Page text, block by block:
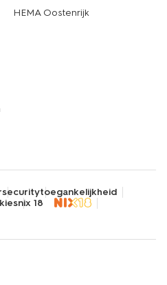
HEMA Oostenrijk
securitytoegankelijkheid
nix 18